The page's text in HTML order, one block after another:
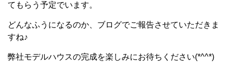
てもらう予定でいます。
どんなふうになるのか、ブログでご報告させていただきま
すね♪
弊社モデルハウスの完成を楽しみにお待ちください(*^^*)